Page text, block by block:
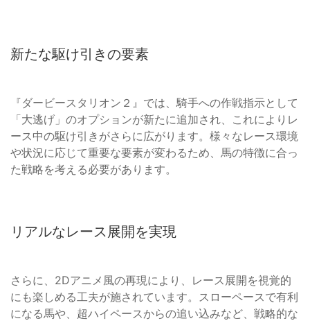
新たな駆け引きの要素
『ダービースタリオン２』では、騎手への作戦指示として
「大逃げ」のオプションが新たに追加され、これによりレ
ース中の駆け引きがさらに広がります。様々なレース環境
や状況に応じて重要な要素が変わるため、馬の特徴に合っ
た戦略を考える必要があります。
リアルなレース展開を実現
さらに、2Dアニメ風の再現により、レース展開を視覚的
にも楽しめる工夫が施されています。スローペースで有利
になる馬や、超ハイペースからの追い込みなど、戦略的な